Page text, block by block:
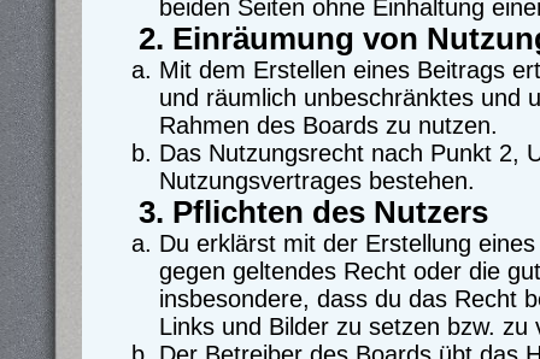
beiden Seiten ohne Einhaltung
2. Einräumung von
Mit dem Erstellen eines Beitrags
und räumlich unbeschränktes und
Rahmen des Boards zu nutzen.
Das Nutzungsrecht nach Punkt 2,
Nutzungsvertrages bestehen.
3. Pflichten des Nutzers
Du erklärst mit der Erstellung
gegen geltendes Recht oder die
insbesondere, dass du das Recht
Links und Bilder zu setzen bzw. zu